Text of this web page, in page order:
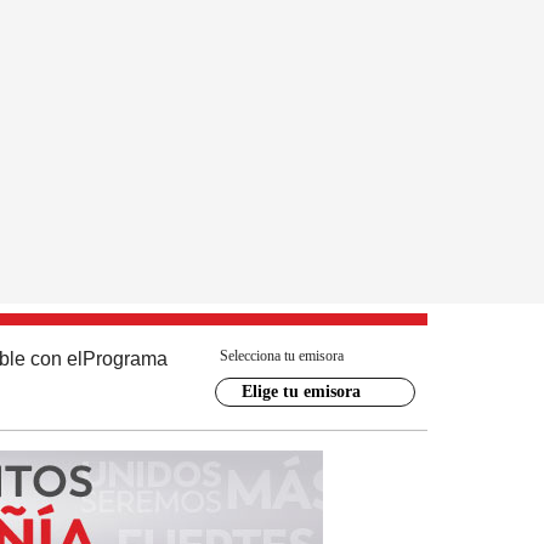
con el Programa Selecciona tu emisora
Elige tu emisora